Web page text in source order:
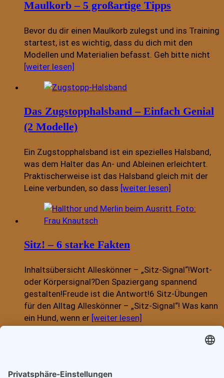
Maulkorb – 5 großartige Tipps
Bevor du dir einen Maulkorb zulegst und ins Training
startest, ist es wichtig, dass du dich mit den
Modellen und Materialien befasst. Geh bitte nicht
[weiter lesen]
Das Zugstopphalsband – Einfach Genial
(2 Modelle)
Ein Zugstopphalsband ist ein spezielles Halsband,
was dem Halter das An- und Ableinen erleichtert.
Praktischerweise ist das Halsband gleich mit der
Leine verbunden, so dass [weiter lesen]
Sitz! – 6 starke Fakten
Inhaltsübersicht Alleskönner – „Sitz-Signal“!Wort-
oder Körpersignal?Den Spaziergang spannend
gestalten!Freude ist die Antwort!6 Sitz-Übungen
für den Alltag Alleskönner – „Sitz-Signal“! Was kann
ein Hund, wenn er [weiter lesen]